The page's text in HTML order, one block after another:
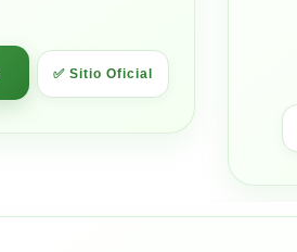
✅ Sitio Oficial